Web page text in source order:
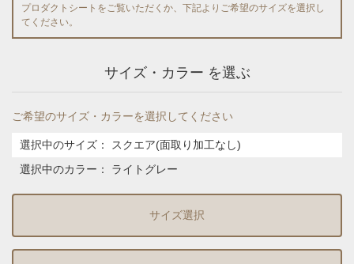
プロダクトシートをご覧いただくか、下記よりご希望のサイズを選択し
てください。
サイズ・カラー を選ぶ
ご希望のサイズ・カラーを選択してください
選択中のサイズ：
スクエア(面取り加工なし)
選択中のカラー：
ライトグレー
サイズ選択